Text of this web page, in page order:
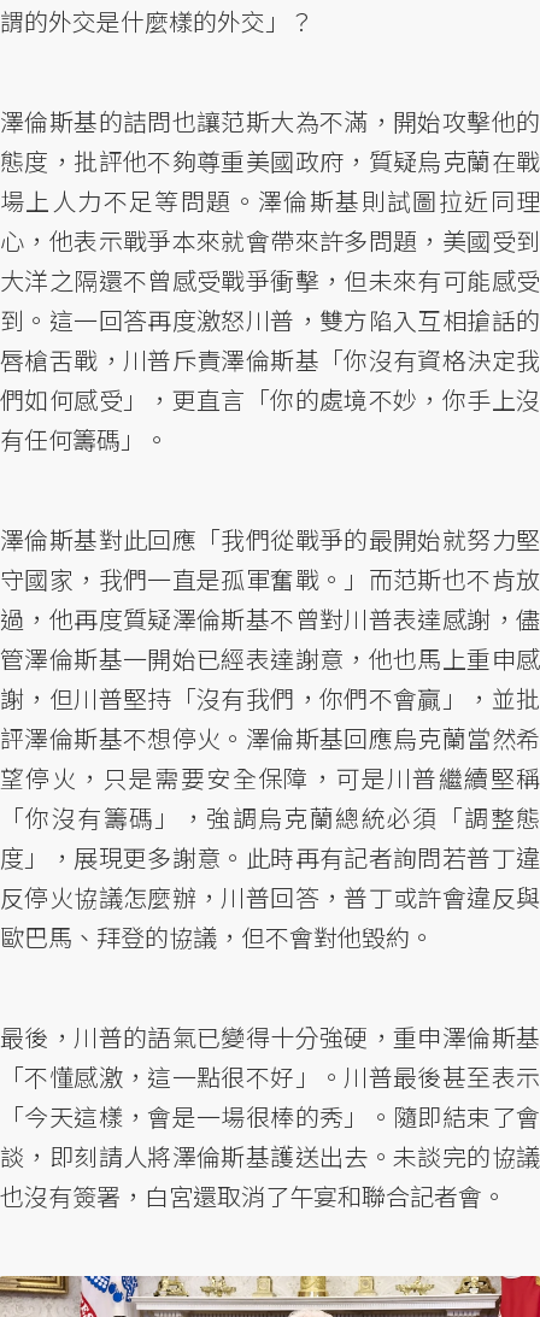
謂的外交是什麼樣的外交」？
澤倫斯基的詰問也讓范斯大為不滿，開始攻擊他的
態度，批評他不夠尊重美國政府，質疑烏克蘭在戰
場上人力不足等問題。澤倫斯基則試圖拉近同理
心，他表示戰爭本來就會帶來許多問題，美國受到
大洋之隔還不曾感受戰爭衝擊，但未來有可能感受
到。這一回答再度激怒川普，雙方陷入互相搶話的
唇槍舌戰，川普斥責澤倫斯基「你沒有資格決定我
們如何感受」，更直言「你的處境不妙，你手上沒
有任何籌碼」。
澤倫斯基對此回應「我們從戰爭的最開始就努力堅
守國家，我們一直是孤軍奮戰。」而范斯也不肯放
過，他再度質疑澤倫斯基不曾對川普表達感謝，儘
管澤倫斯基一開始已經表達謝意，他也馬上重申感
謝，但川普堅持「沒有我們，你們不會贏」，並批
評澤倫斯基不想停火。澤倫斯基回應烏克蘭當然希
望停火，只是需要安全保障，可是川普繼續堅稱
「你沒有籌碼」，強調烏克蘭總統必須「調整態
度」，展現更多謝意。此時再有記者詢問若普丁違
反停火協議怎麼辦，川普回答，普丁或許會違反與
歐巴馬、拜登的協議，但不會對他毀約。
最後，川普的語氣已變得十分強硬，重申澤倫斯基
「不懂感激，這一點很不好」。川普最後甚至表示
「今天這樣，會是一場很棒的秀」。隨即結束了會
談，即刻請人將澤倫斯基護送出去。未談完的協議
也沒有簽署，白宮還取消了午宴和聯合記者會。